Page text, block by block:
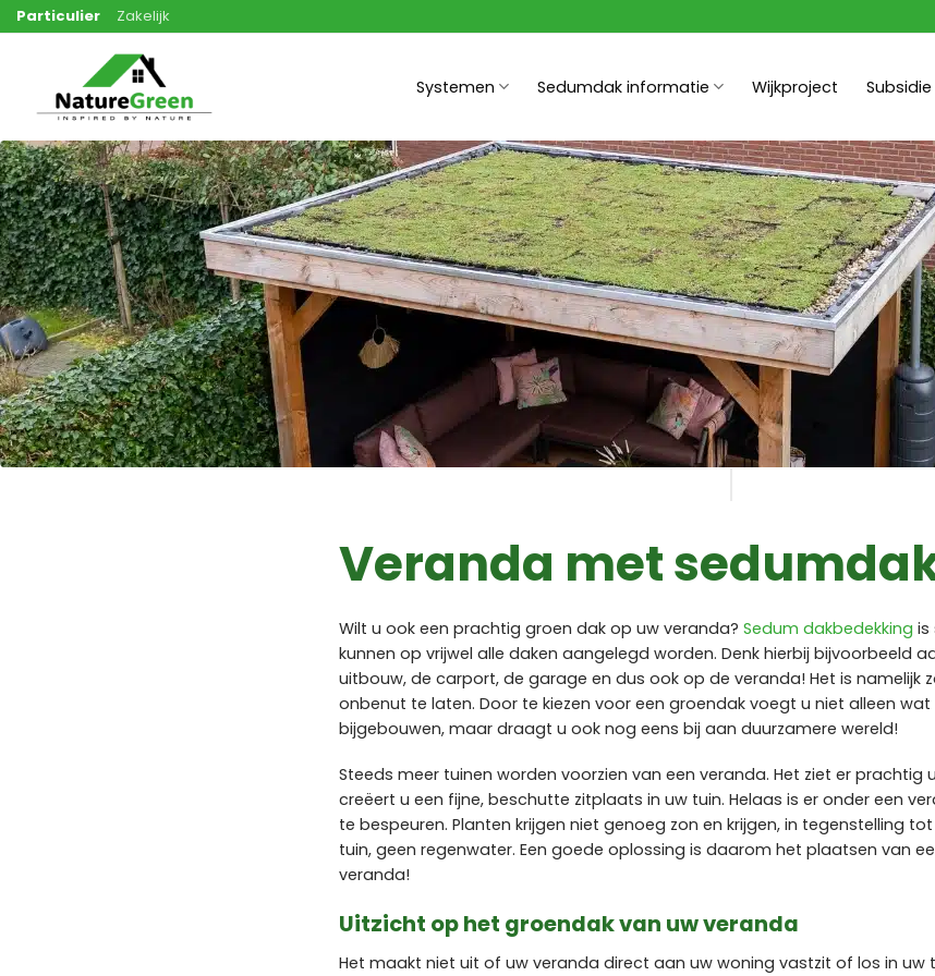
Ga
naar
Particulier Zakelijk
Systemen Sedumdak informatie Wijkproject Subsidie
Veranda met
Wilt u ook een prachtig groen dak op uw veranda? Sedum dakbedekking is
kunnen op vrijwel alle daken aangelegd worden. Denk hierbij bijvoorbeeld
uitbouw, de carport, de garage en dus ook op de veranda! Het is namelijk
onbenut te laten. Door te kiezen voor een groendak voegt u niet alleen
bijgebouwen, maar draagt u ook nog eens bij aan duurzamere wereld!
Steeds meer tuinen worden voorzien van een veranda. Het ziet er prachtig
creëert u een fijne, beschutte zitplaats in uw tuin. Helaas is er onder een
te bespeuren. Planten krijgen niet genoeg zon en krijgen, in tegenstelling
tuin, geen regenwater. Een goede oplossing is daarom het plaatsen van
veranda!
Uitzicht op het groendak van uw veranda
Het maakt niet uit of uw veranda direct aan uw woning vastzit of los in uw